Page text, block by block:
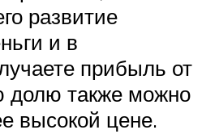
развитие
и в
прибыль от
долю также можно
высокой цене.